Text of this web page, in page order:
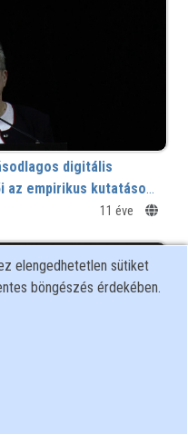
digitális
az empirikus kutatások
11 éve
elengedhetetlen sütiket
böngészés érdekében.